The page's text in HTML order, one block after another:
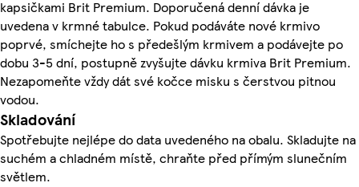
kapsičkami Brit Premium. Doporučená denní dávka je
uvedena v krmné tabulce. Pokud podáváte nové krmivo
poprvé, smíchejte ho s předešlým krmivem a podávejte po
dobu 3-5 dní, postupně zvyšujte dávku krmiva Brit Premium.
Nezapomeňte vždy dát své kočce misku s čerstvou pitnou
vodou.
Skladování
Spotřebujte nejlépe do data uvedeného na obalu. Skladujte na
suchém a chladném místě, chraňte před přímým slunečním
světlem.